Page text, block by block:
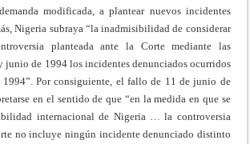
modificada, a plantear nuevos incidentes
Nigeria subraya “la inadmisibilidad de considerar
planteada ante la Corte mediante las
junio de 1994 los incidentes denunciados ocurridos
1994”. Por consiguiente, el fallo de 11 de junio de
en el sentido de que “en la medida en que se
internacional de Nigeria … la controversia
no incluye ningún incidente denunciado distinto